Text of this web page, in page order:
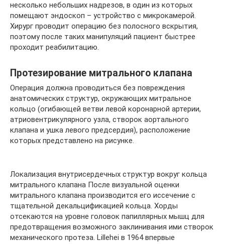
несколько небольших надрезов, в один из которых
помещают эндоскоп – устройство с микрокамерой.
Хирург проводит операцию без полосного вскрытия,
поэтому после таких манипуляций пациент быстрее
проходит реабилитацию.
Протезирование митрального клапана
Операция должна проводиться без повреждения
анатомических структур, окружающих митральное
кольцо (огибающей ветви левой коронарной артерии,
атриовентрикулярного узла, створок аортального
клапана и ушка левого предсердия), расположение
которых представлено на рисунке.
Локализация внутрисердечных структур вокруг кольца
митрального клапана После визуальной оценки
митрального клапана производится его иссечение с
тщательной декальцификацией кольца. Хорды
отсекаются на уровне головок папиллярных мышц для
предотвращения возможного заклинивания ими створок
механического протеза. Lillehei в 1964 впервые